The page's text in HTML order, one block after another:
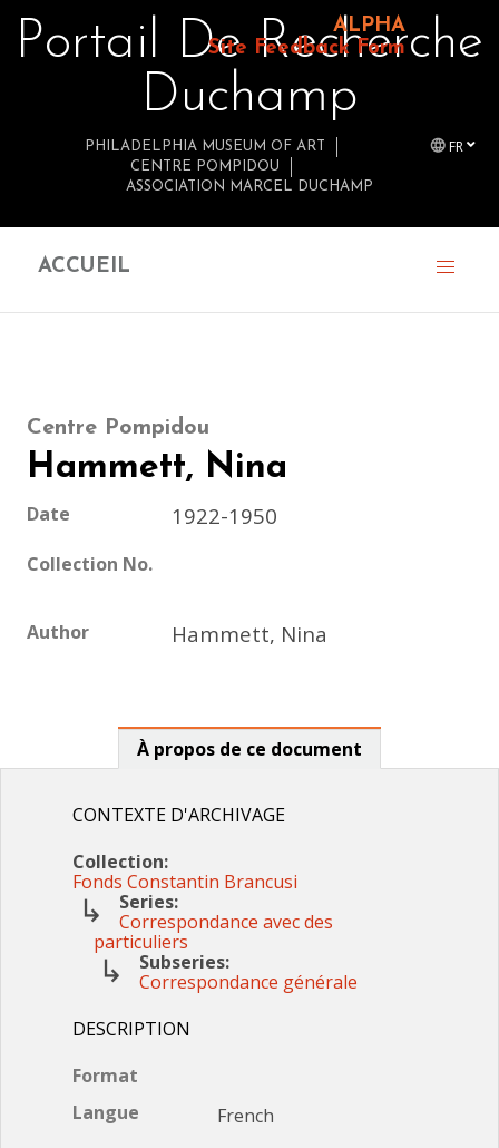
ALPHA
Site Feedback Form
Portail De Recherche
Duchamp
FR
PHILADELPHIA MUSEUM OF ART
CENTRE POMPIDOU
ASSOCIATION MARCEL DUCHAMP
ACCUEIL
Centre Pompidou
Hammett, Nina
Date 1922-1950
Collection No.
Author Hammett, Nina
À propos de ce document
CONTEXTE D'ARCHIVAGE
Collection:
Fonds Constantin Brancusi
Series:
Correspondance avec des
particuliers
Subseries:
Correspondance générale
DESCRIPTION
Format
Langue
French